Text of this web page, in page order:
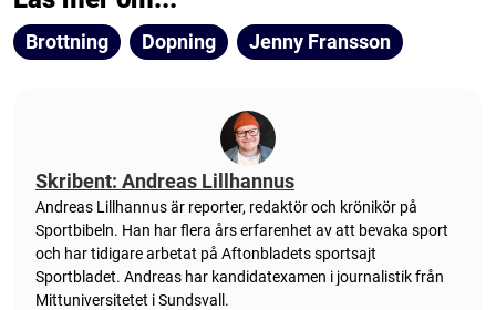
Brottning Dopning Jenny Fransson
Skribent: Andreas Lillhannus
Andreas Lillhannus är reporter, redaktör och krönikör på
Sportbibeln. Han har flera års erfarenhet av att bevaka sport
och har tidigare arbetat på Aftonbladets sportsajt
Sportbladet. Andreas har kandidatexamen i journalistik från
Mittuniversitetet i Sundsvall.